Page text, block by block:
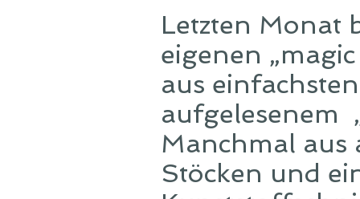
Letzten Monat
eigenen
aus
aufgelesenem
Manchmal aus
Stöcken und